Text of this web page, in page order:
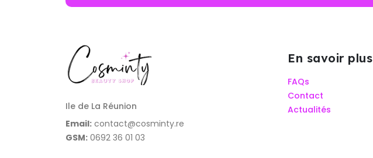
Ile de La Réunion
Email: contact@cosminty.re
GSM: 0692 36 01 03
En savoir plus
FAQs
Contact
Actualités